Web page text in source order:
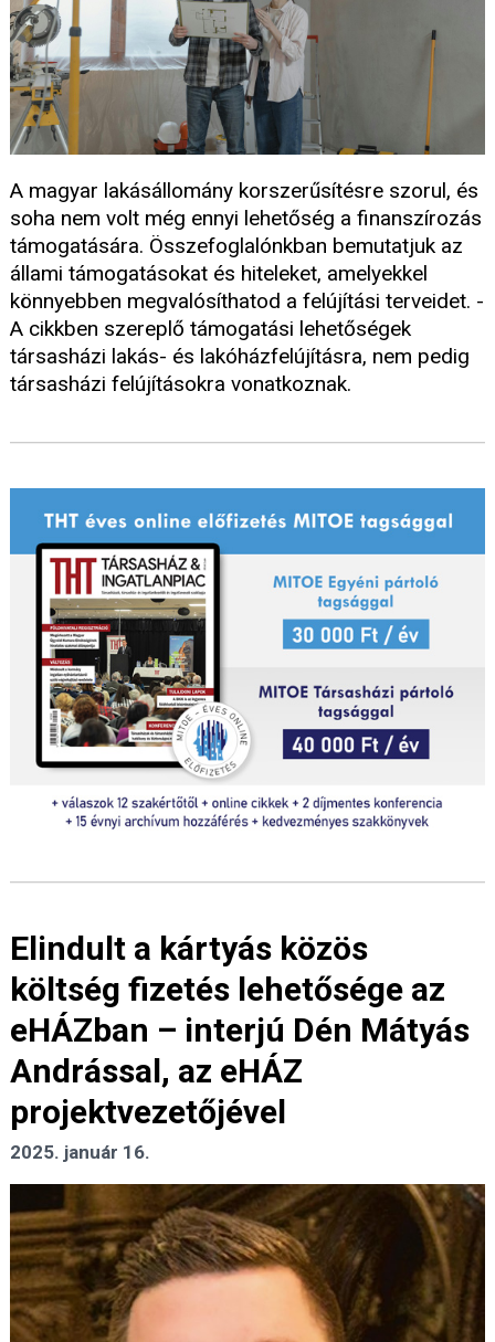
A magyar lakásállomány korszerűsítésre szorul, és
soha nem volt még ennyi lehetőség a finanszírozás
támogatására. Összefoglalónkban bemutatjuk az
állami támogatásokat és hiteleket, amelyekkel
könnyebben megvalósíthatod a felújítási terveidet. -
A cikkben szereplő támogatási lehetőségek
társasházi lakás- és lakóházfelújításra, nem pedig
társasházi felújításokra vonatkoznak.
Elindult a kártyás közös
költség fizetés lehetősége az
eHÁZban – interjú Dén Mátyás
Andrással, az eHÁZ
projektvezetőjével
2025. január 16.